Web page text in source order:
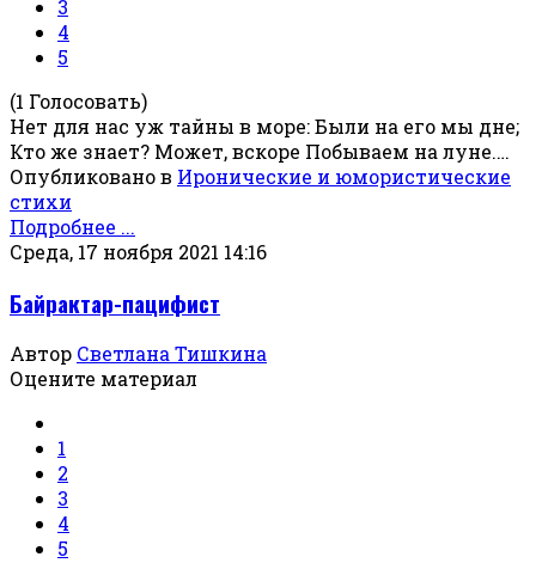
3
4
5
(1 Голосовать)
Нет для нас уж тайны в море: Были на его мы дне;
Кто же знает? Может, вскоре Побываем на луне.…
Опубликовано в Иронические и юмористические
стихи
Подробнее ...
Среда, 17 ноября 2021 14:16
Байрактар-пацифист
Автор Светлана Тишкина
Оцените материал
1
2
3
4
5